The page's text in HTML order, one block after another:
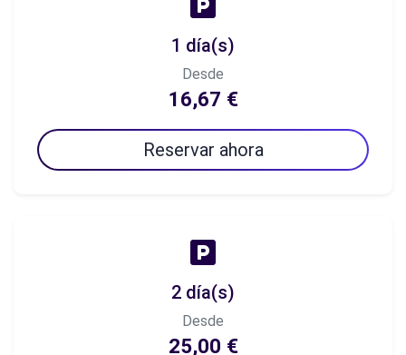
1 día(s)
Desde
16,67 €
Reservar ahora
2 día(s)
Desde
25,00 €